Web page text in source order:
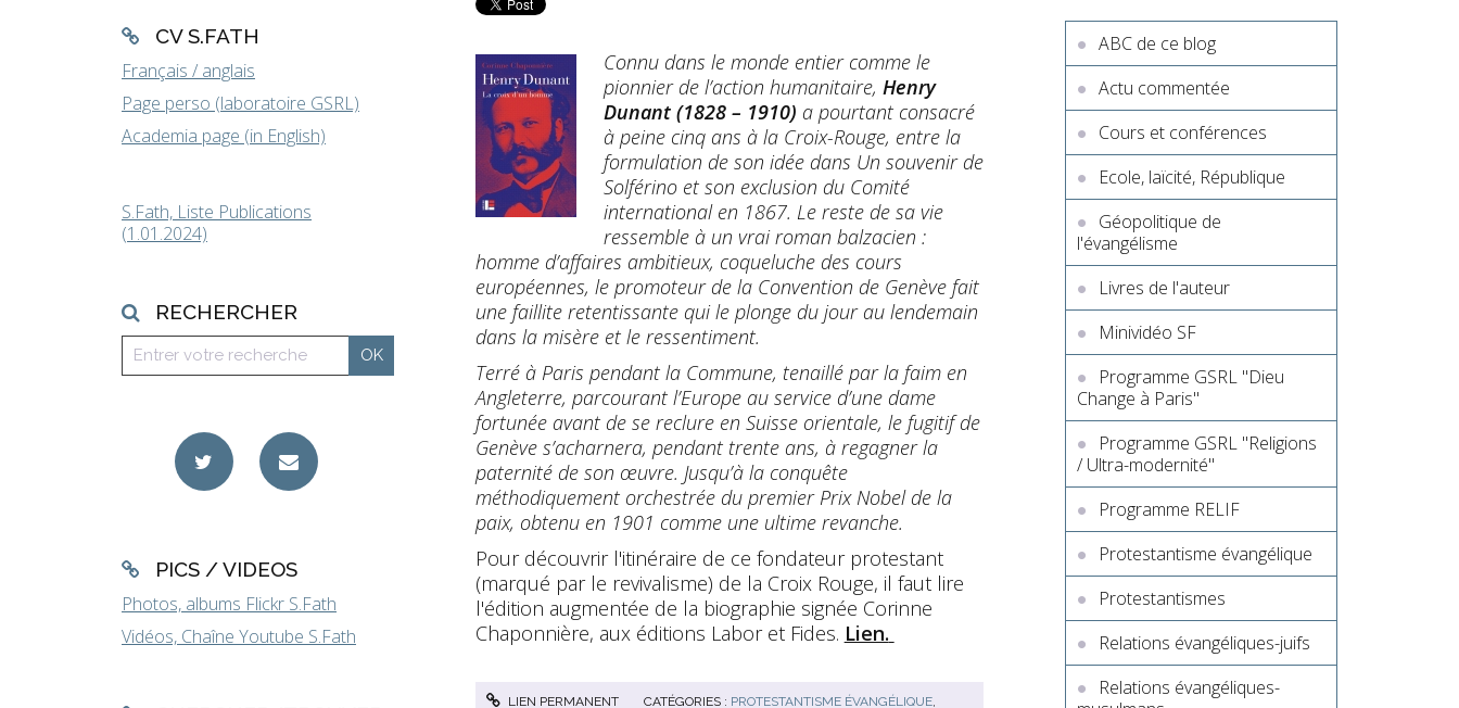
CV S.FATH
Français / anglais
Page perso (laboratoire GSRL)
Academia page (in English)
S.Fath, Liste Publications
(1.01.2024)
RECHERCHER
PICS / VIDEOS
Photos, albums Flickr S.Fath
Vidéos, Chaîne Youtube S.Fath
Connu dans le monde entier comme le
pionnier de l’action humanitaire, Henry
Dunant (1828 – 1910) a pourtant consacré
à peine cinq ans à la Croix-Rouge, entre la
formulation de son idée dans Un souvenir de
Solférino et son exclusion du Comité
international en 1867. Le reste de sa vie
ressemble à un vrai roman balzacien :
homme d’affaires ambitieux, coqueluche des cours
européennes, le promoteur de la Convention de Genève fait
une faillite retentissante qui le plonge du jour au lendemain
dans la misère et le ressentiment.
Terré à Paris pendant la Commune, tenaillé par la faim en
Angleterre, parcourant l’Europe au service d’une dame
fortunée avant de se reclure en Suisse orientale, le fugitif de
Genève s’acharnera, pendant trente ans, à regagner la
paternité de son œuvre. Jusqu’à la conquête
méthodiquement orchestrée du premier Prix Nobel de la
paix, obtenu en 1901 comme une ultime revanche.
Pour découvrir l'itinéraire de ce fondateur protestant
(marqué par le revivalisme) de la Croix Rouge, il faut lire
l'édition augmentée de la biographie signée Corinne
Chaponnière, aux éditions Labor et Fides. Lien.
LIEN PERMANENT CATÉGORIES : PROTESTANTISME ÉVANGÉLIQUE
ABC de ce blog
Actu commentée
Cours et conférences
Ecole, laïcité, République
Géopolitique de
l'évangélisme
Livres de l'auteur
Minividéo SF
Programme GSRL "Dieu
Change à Paris"
Programme GSRL "Religions
/ Ultra-modernité"
Programme RELIF
Protestantisme évangélique
Protestantismes
Relations évangéliques-juifs
Relations évangéliques-